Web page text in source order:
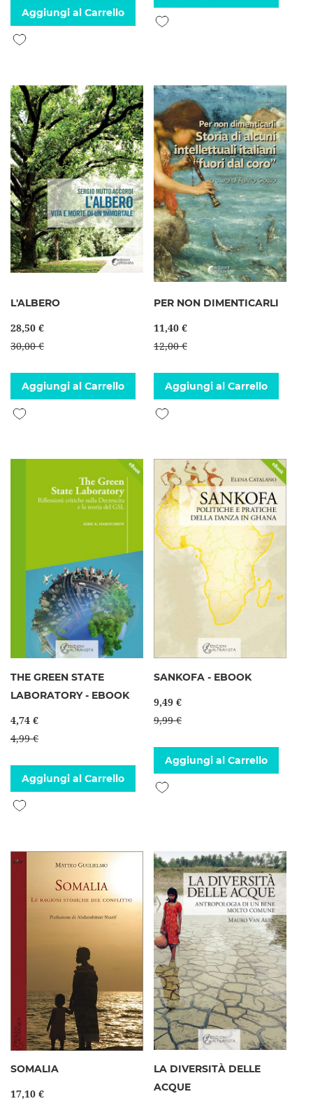
Aggiungi al Carrello
Aggiungi alla lista desideri
Aggiungi alla lista desideri
L'ALBERO
28,50 €
30,00 €
Aggiungi al Carrello
Aggiungi alla lista desideri
PER NON DIMENTICARLI
11,40 €
12,00 €
Aggiungi al Carrello
Aggiungi alla lista desideri
THE GREEN STATE
LABORATORY - EBOOK
4,74 €
4,99 €
Aggiungi al Carrello
Aggiungi alla lista desideri
SANKOFA - EBOOK
9,49 €
9,99 €
Aggiungi al Carrello
Aggiungi alla lista desideri
SOMALIA
17,10 €
LA DIVERSITÀ DELLE
ACQUE